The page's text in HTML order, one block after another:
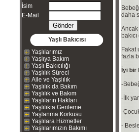
İsim
E-Mail
Yaşlı Bakıcısı
Yaşlılarımız
Yaşlıya Bakım
Yaşlı Bakıcılığı
Yaşlılık Süreci
Aile ve Yaşlılık
Yaşlılık da Bakım
Yaşlılık ve Bakım
Yaşlıların Hakları
Yaşlılıkta Gerileme
Yaşlanma Korkusu
Yaşlılara Hizmetler
Yaşlılarımızın Bakımı
daha
Fakat
fazla
İyi bir
-
-İlk
-
-